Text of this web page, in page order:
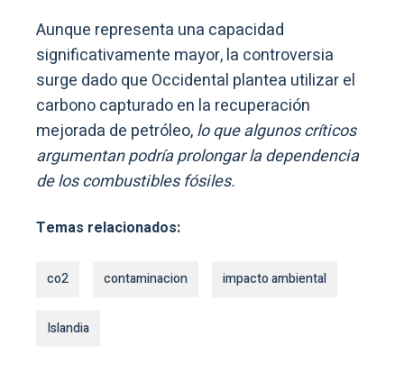
Aunque representa una capacidad
significativamente mayor, la controversia
surge dado que Occidental plantea utilizar el
carbono capturado en la recuperación
mejorada de petróleo,lo que algunos críticos
argumentan podría prolongar la dependencia
de los combustibles fósiles.
Temas relacionados:
co2 contaminacion impacto ambiental
Islandia